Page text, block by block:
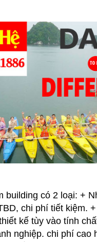
building có 2 loại: +
chi phí tiết kiệm.
kế tùy vào tính
nghiệp. chi phí cao